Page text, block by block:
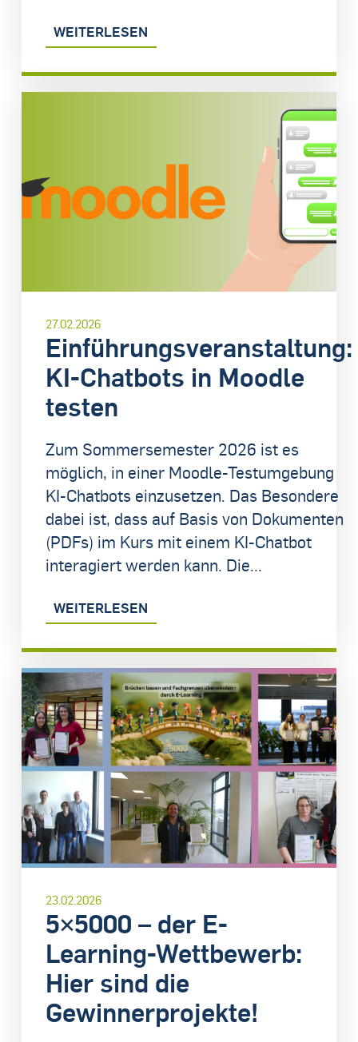
WEITERLESEN
27.02.2026
Einführungsveranstaltung:
KI-Chatbots in Moodle
testen
​Zum Sommersemester 2026 ist es
möglich, in einer Moodle-Testumgebung
KI-Chatbots einzusetzen. Das Besondere
dabei ist, dass auf Basis von Dokumenten
(PDFs) im Kurs mit einem KI-Chatbot
interagiert werden kann. Die...
WEITERLESEN
23.02.2026
5×5000 – der E-
Learning-Wettbewerb:
Hier sind die
Gewinnerprojekte!